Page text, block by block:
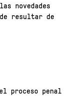
novedades
resultar de
proceso penal